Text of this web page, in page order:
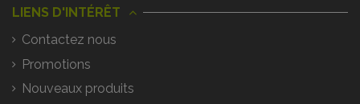
LIENS D'INTÉRÊT
Contactez nous
Promotions
Nouveaux produits